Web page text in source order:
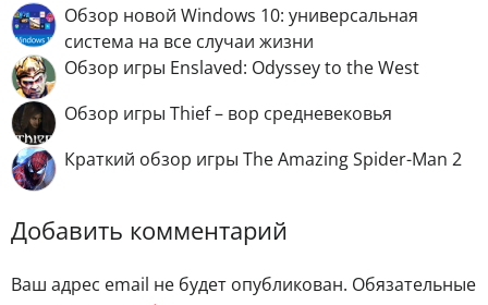
Обзор новой Windows 10: универсальная
система на все случаи жизни
Обзор игры Enslaved: Odyssey to the West
Обзор игры Thief – вор средневековья
Краткий обзор игры The Amazing Spider-Man 2
Добавить комментарий
Ваш адрес email не будет опубликован. Обязательные